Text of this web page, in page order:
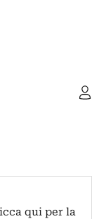
qui per la